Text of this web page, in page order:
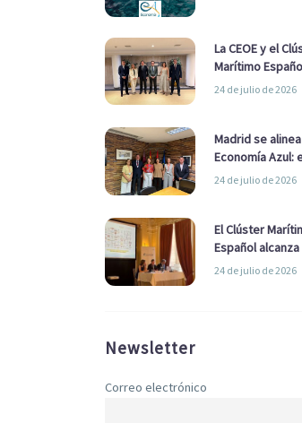
La CEOE y el
Marítimo
refuerzan su
24 de julio de 2026
Madrid se
Economía Azul:
Marítimo Español
Ayuntamiento
24 de julio de 2026
El Clúster
Español alcanza
Asamblea
24 de julio de 2026
Newsletter
Correo electrónico